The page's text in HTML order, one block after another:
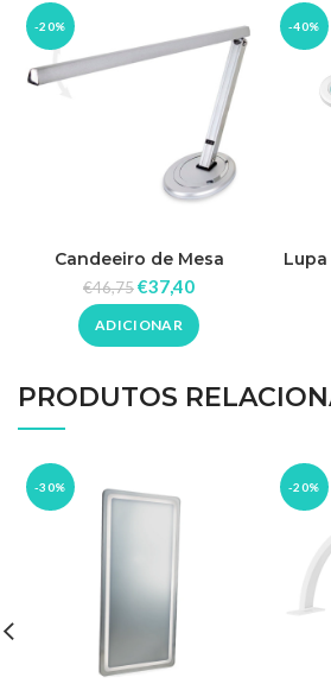
-20%
Candeeiro de Mesa
€46,75€37,40
ADICIONAR
-40%
PRODUTOS
-30% -20%